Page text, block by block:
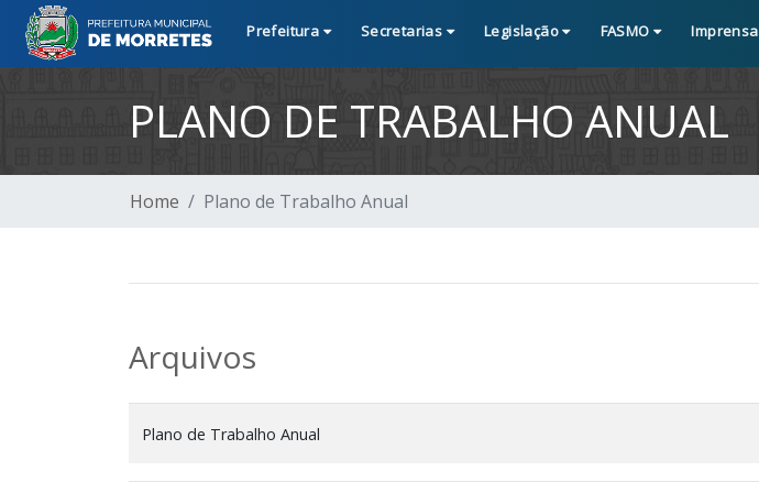
Prefeitura Secretarias Legislação FASMO Imprensa
PLANO DE TRABALHO ANUAL
Home Plano de Trabalho Anual
Arquivos
Plano de Trabalho Anual